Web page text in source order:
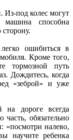
под колес могут
способна
ошибиться в
Кроме того,
тормозной путь
Дождитесь, когда
«зеброй» и уже
на дороге всегда
обязательно
«посмотри налево,
научите ребенка